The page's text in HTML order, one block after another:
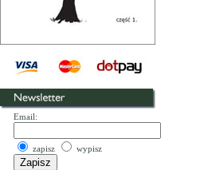
Email:
zapisz wypisz